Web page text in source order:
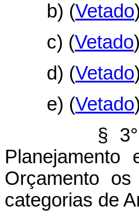
b) (Vetado
c) (Vetado
d) (Vetado
e) (Vetado
§ 3° São
Orçamento
categorias de